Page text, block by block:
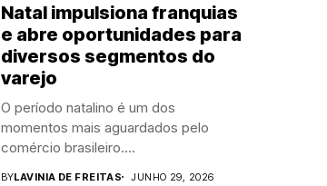
Natal impulsiona franquias
e abre oportunidades para
diversos segmentos do
varejo
O período natalino é um dos
momentos mais aguardados pelo
comércio brasileiro....
BYLAVINIA DE FREITAS JUNHO 29, 2026